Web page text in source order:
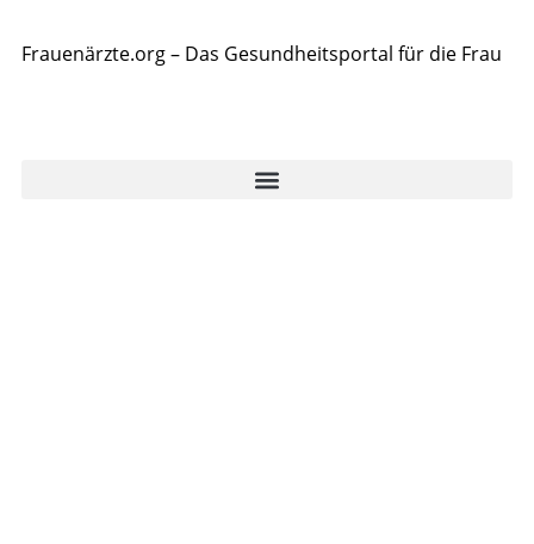
Frauenärzte.org – Das Gesundheitsportal für die Frau